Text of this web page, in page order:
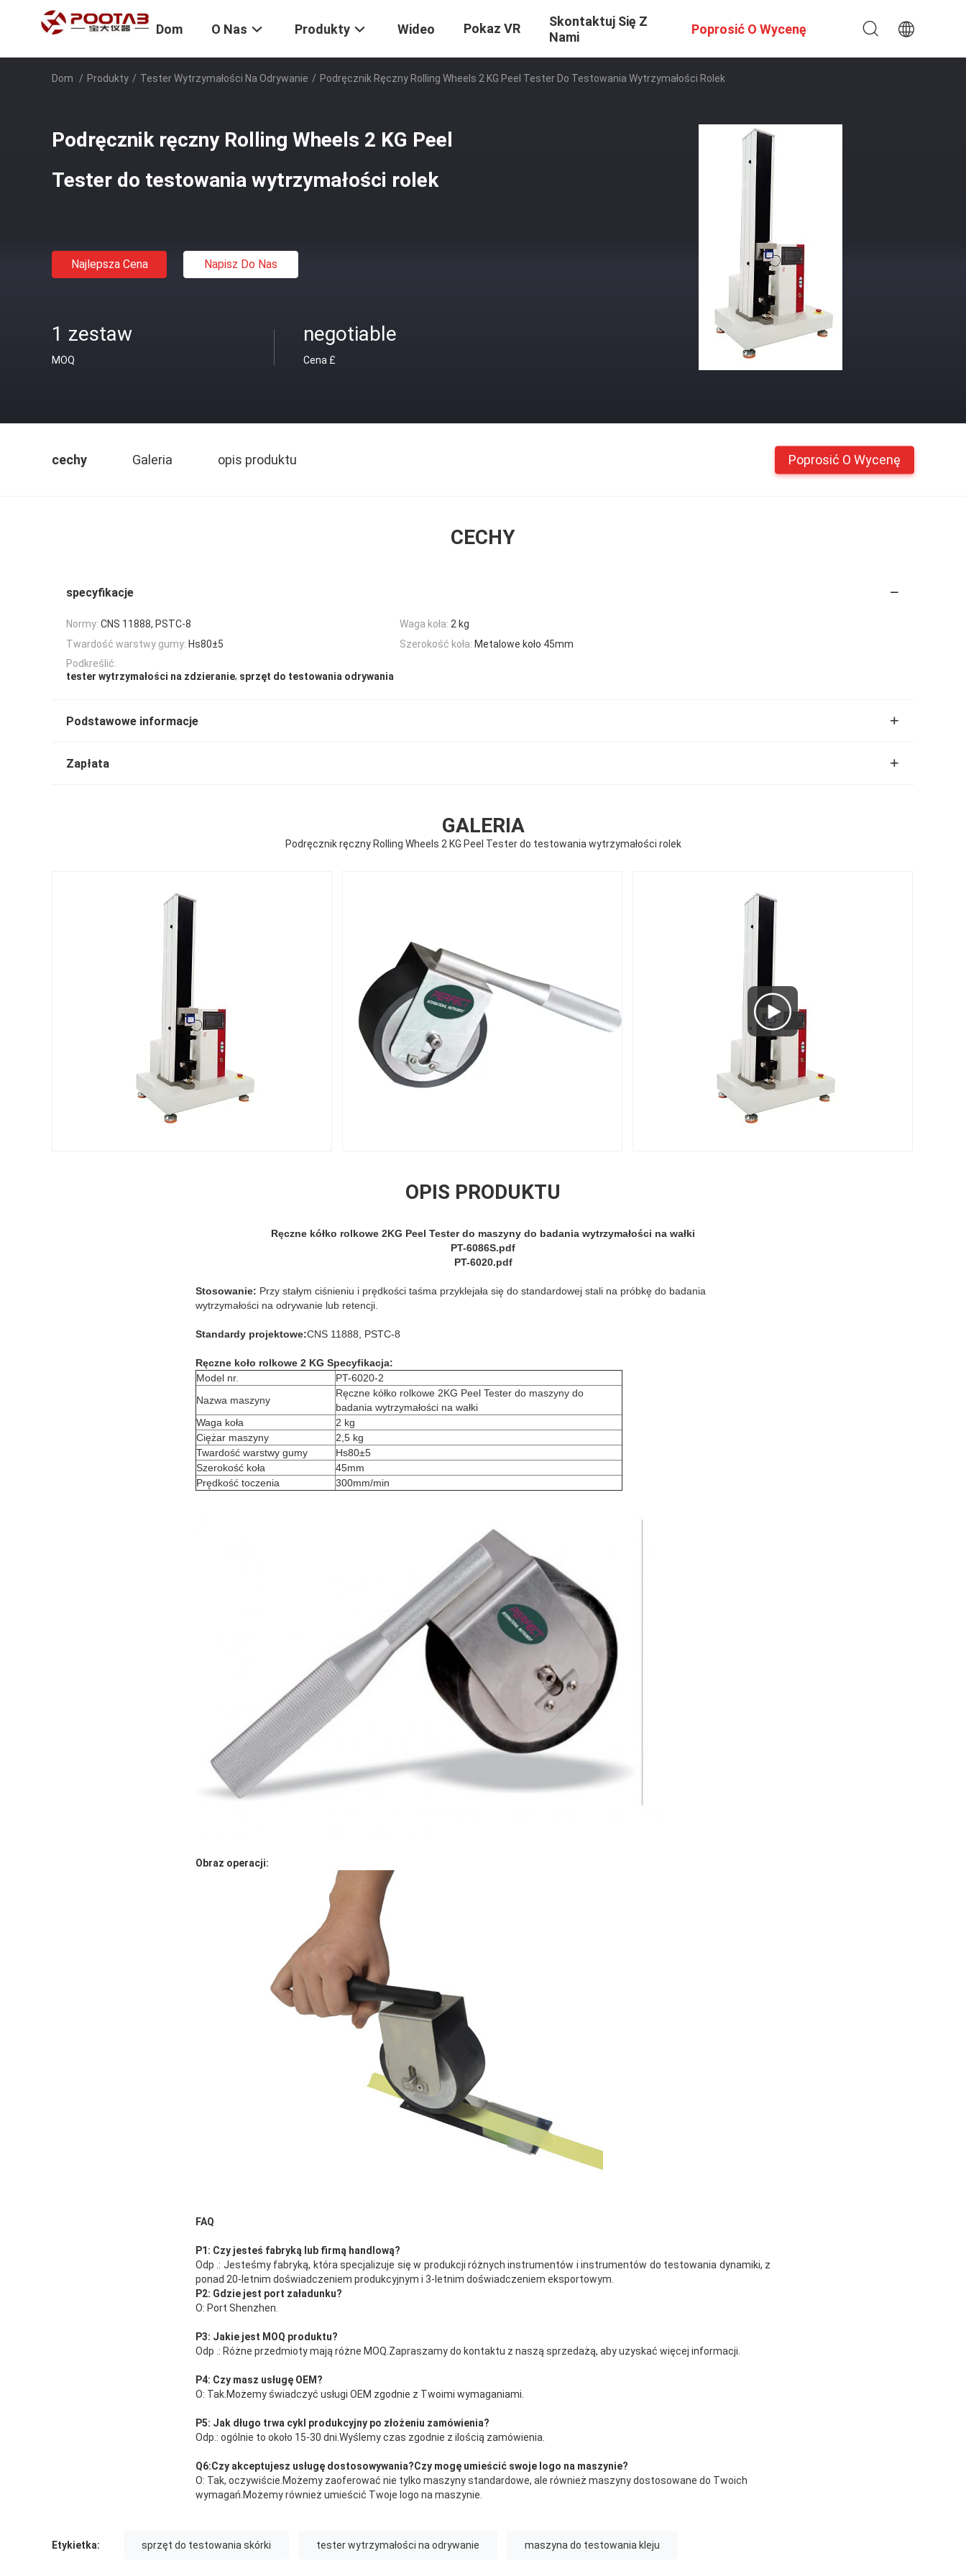
Dom O Nas Produkty Wideo Pokaz VR
Skontaktuj Się Z
Nami
Poprosić O Wycenę
Dom / Produkty / Tester Wytrzymałości Na Odrywanie / Podręcznik Ręczny Rolling Wheels 2 KG Peel Tester Do Testowania Wytrzymałości Rolek
Podręcznik ręczny Rolling Wheels 2 KG Peel
Tester do testowania wytrzymałości rolek
Najlepsza Cena Napisz Do Nas
1 zestaw
MOQ
negotiable
Cena £
cechy Galeria opis produktu Poprosić O Wycenę
CECHY
specyfikacje
Normy: CNS 11888, PSTC-8 Waga koła: 2 kg
Twardość warstwy gumy: Hs80±5 Szerokość koła: Metalowe koło 45mm
Podkreślić:
tester wytrzymałości na zdzieranie, sprzęt do testowania odrywania
Podstawowe informacje
Zapłata
GALERIA
Podręcznik ręczny Rolling Wheels 2 KG Peel Tester do testowania wytrzymałości rolek
OPIS PRODUKTU
Ręczne kółko rolkowe 2KG Peel Tester do maszyny do badania wytrzymałości na wałki
PT-6086S.pdf
PT-6020.pdf
Stosowanie: Przy stałym ciśnieniu i prędkości taśma przyklejała się do standardowej stali na próbkę do badania
wytrzymałości na odrywanie lub retencji.
Standardy projektowe:CNS 11888, PSTC-8
Ręczne koło rolkowe 2 KG Specyfikacja:
Model nr.
PT-6020-2
Nazwa maszyny
Ręczne kółko rolkowe 2KG Peel Tester do maszyny do
badania wytrzymałości na wałki
Waga koła
2 kg
Ciężar maszyny
2,5 kg
Twardość warstwy gumy
Hs80±5
Szerokość koła
45mm
Prędkość toczenia
300mm/min
Obraz operacji:
FAQ
P1: Czy jesteś fabryką lub firmą handlową?
Odp .: Jesteśmy fabryką, która specjalizuje się w produkcji różnych instrumentów i instrumentów do testowania dynamiki, z
ponad 20-letnim doświadczeniem produkcyjnym i 3-letnim doświadczeniem eksportowym.
P2: Gdzie jest port załadunku?
O: Port Shenzhen.
P3: Jakie jest MOQ produktu?
Odp .: Różne przedmioty mają różne MOQ.Zapraszamy do kontaktu z naszą sprzedażą, aby uzyskać więcej informacji.
P4: Czy masz usługę OEM?
O: Tak.Możemy świadczyć usługi OEM zgodnie z Twoimi wymaganiami.
P5: Jak długo trwa cykl produkcyjny po złożeniu zamówienia?
Odp.: ogólnie to około 15-30 dni.Wyślemy czas zgodnie z ilością zamówienia.
Q6:Czy akceptujesz usługę dostosowywania?Czy mogę umieścić swoje logo na maszynie?
O: Tak, oczywiście.Możemy zaoferować nie tylko maszyny standardowe, ale również maszyny dostosowane do Twoich
wymagań.Możemy również umieścić Twoje logo na maszynie.
Etykietka: sprzęt do testowania skórki tester wytrzymałości na odrywanie maszyna do testowania kleju